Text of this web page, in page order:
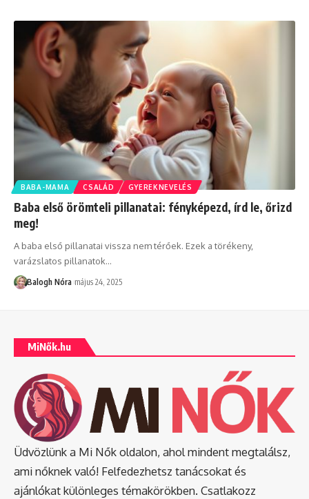
BABA-MAMA CSALÁD GYEREKNEVELÉS
Baba első örömteli pillanatai: fényképezd, írd le, őrizd
meg!
A baba első pillanatai vissza nem térőek. Ezek a törékeny,
varázslatos pillanatok…
Balogh Nóra május 24, 2025
MiNők.hu
Üdvözlünk a Mi Nők oldalon, ahol mindent megtalálsz,
ami nőknek való! Felfedezhetsz tanácsokat és
ajánlókat különleges témakörökben. Csatlakozz